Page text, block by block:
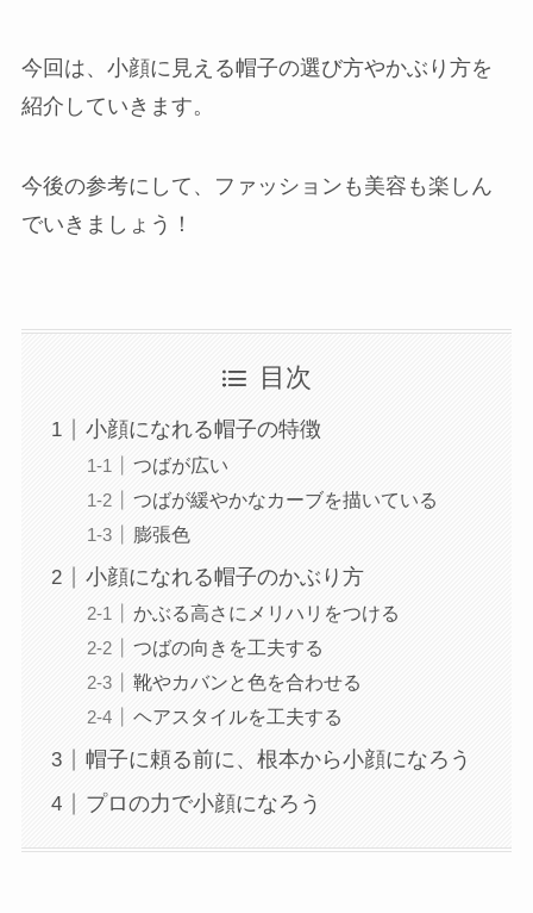
今回は、小顔に見える帽子の選び方やかぶり方を
紹介していきます。
今後の参考にして、ファッションも美容も楽しん
でいきましょう！
目次
小顔になれる帽子の特徴
つばが広い
つばが緩やかなカーブを描いている
膨張色
小顔になれる帽子のかぶり方
かぶる高さにメリハリをつける
つばの向きを工夫する
靴やカバンと色を合わせる
ヘアスタイルを工夫する
帽子に頼る前に、根本から小顔になろう
プロの力で小顔になろう
三河安城店
久屋大通店